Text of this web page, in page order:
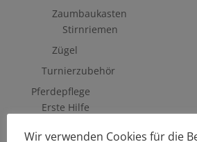
Zaumbaukasten
Stirnriemen
Zügel
Turnierzubehör
Pferdepflege
Erste Hilfe
Wir verwenden Cookies für die